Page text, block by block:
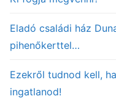
Eladó családi ház
pihenőkerttel…
Ezekről tudnod kell,
ingatlanod!